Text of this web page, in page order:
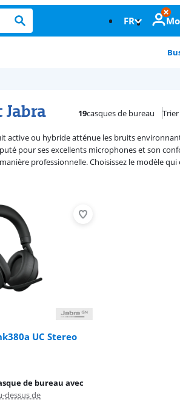
FR
Jabra 19casques de bureau
active ou hybride atténue les bruits
pour ses excellents microphones et son
professionnelle. Choisissez le modèle
UC Stereo
de bureau avec
dessus de